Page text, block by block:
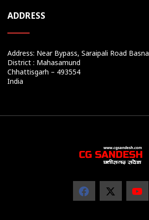
ADDRESS
Address: Near Bypass, Saraipali Road Basna
District : Mahasamund
Chhattisgarh – 493554
India